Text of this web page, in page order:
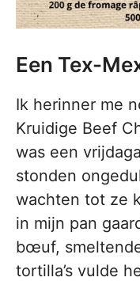
Een Tex-
Ik herinner me
Kruidige Beef
was een
stonden
wachten tot ze
in mijn pan
bœuf,
tortilla’s vulde